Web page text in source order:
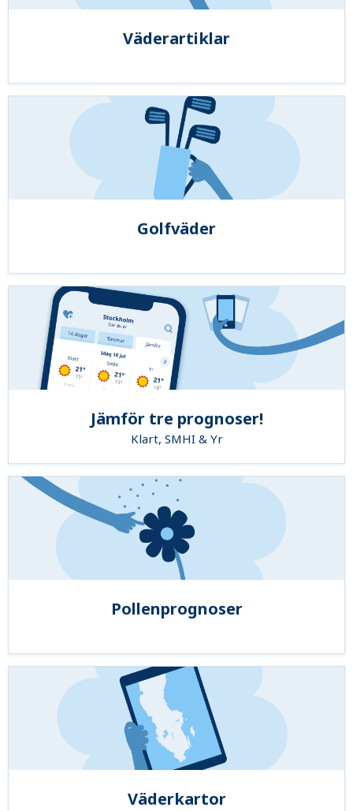
Väderartiklar
Golfväder
Jämför tre prognoser!
Klart, SMHI & Yr
Pollenprognoser
Väderkartor